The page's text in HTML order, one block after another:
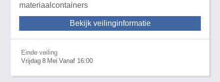
materiaalcontainers
Bekijk veilinginformatie
Einde veiling
Vrijdag 8 Mei Vanaf 16:00